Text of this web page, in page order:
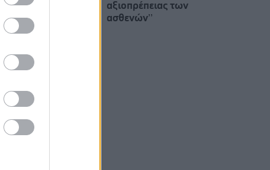
αξιοπρέπειας των
ασθενών’’